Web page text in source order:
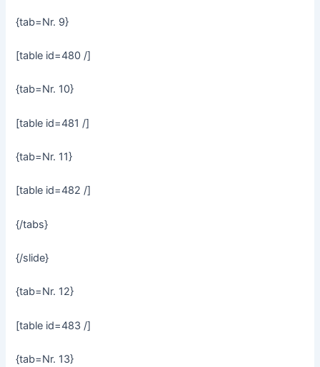
{tab=Nr. 9}
[table id=480 /]
{tab=Nr. 10}
[table id=481 /]
{tab=Nr. 11}
[table id=482 /]
{/tabs}
{/slide}
{tab=Nr. 12}
[table id=483 /]
{tab=Nr. 13}